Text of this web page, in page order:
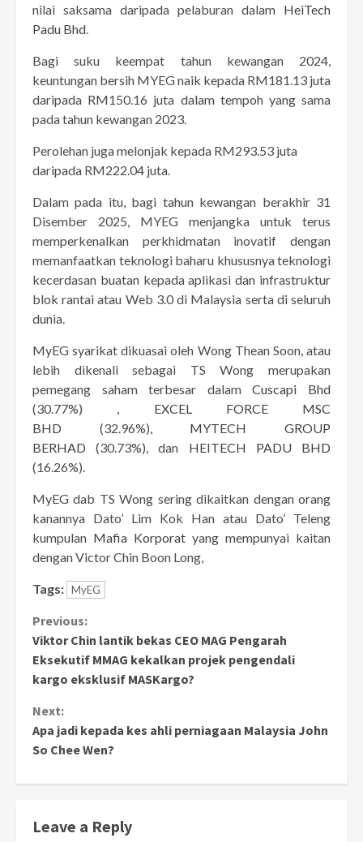
nilai saksama daripada pelaburan dalam HeiTech
Padu Bhd
Bagi suku keempat tahun kewangan 2024,
keuntungan bersih MYEG naik kepada RM181.13 juta
daripada RM150.16 juta dalam tempoh yang sama
pada tahun kewangan 2023.
Perolehan juga melonjak kepada RM293.53 juta
daripada RM222.04 juta.
Dalam pada itu, bagi tahun kewangan berakhir 31
Disember 2025, MYEG menjangka untuk terus
memperkenalkan perkhidmatan inovatif dengan
memanfaatkan teknologi baharu khususnya teknologi
kecerdasan buatan kepada aplikasi dan infrastruktur
blok rantai atau Web 3.0 di Malaysia serta di seluruh
dunia.
MyEG syarikat dikuasai oleh Wong Thean Soon, atau
lebih dikenali sebagai TS Wong merupakan
pemegang saham terbesar dalamCuscapi Bhd
(30.77%) , EXCEL FORCE MSC
BHD (32.96%), MYTECH GROUP
BERHAD (30.73%), dan HEITECH PADU BHD
(16.26%).
MyEG dab TS Wong sering dikaitkan dengan orang
kanannya Dato’ Lim Kok Han atau Dato’ Teleng
kumpulan Mafia Korporat yang mempunyai kaitan
dengan Victor Chin Boon Long,
Tags: MyEG
Continue
Reading
Previous:
Viktor Chin lantik bekas CEO MAG Pengarah
Eksekutif MMAG kekalkan projek pengendali
kargo eksklusif MASKargo?
Next:
Apa jadi kepada kes ahli perniagaan Malaysia John
So Chee Wen?
Leave a Reply